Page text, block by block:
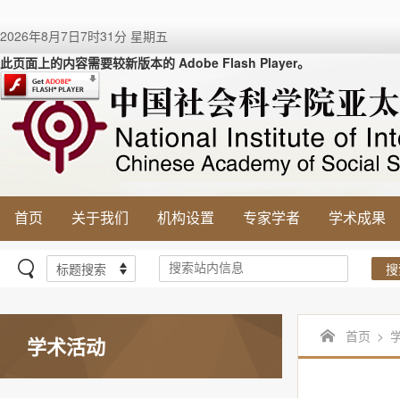
2026年8月7日7时31分 星期五
此页面上的内容需要较新版本的 Adobe Flash Player。
首页 关于我们 机构设置 专家学者 学术成果
学术活动 首页 >